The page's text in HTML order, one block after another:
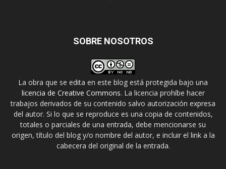
SOBRE NOSOTROS
La obra que se edita en este blog está protegida bajo una
licencia de Creative Commons. La licencia prohíbe hacer
trabajos derivados de su contenido salvo autorización expresa
del autor. Si lo que se reproduce es una copia de contenidos,
totales o parciales de una entrada, debe mencionarse su
origen, título del blog y/o nombre del autor, e incluir el link a la
cabecera del original de la entrada.